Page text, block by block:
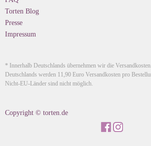
Torten Blog
Presse
Impressum
* Innerhalb Deutschlands übernehmen wir die
Deutschlands werden 11,90 Euro Versandkosten pro
Nicht-EU-Länder sind nicht möglich.
Copyright © torten.de